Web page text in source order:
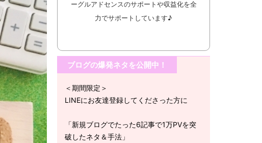
ーグルアドセンスのサポートや収益化を全
力でサポートしています♪
ブログの爆発ネタを公開中！
＜期間限定＞
LINEにお友達登録してくださった方に
「新規ブログでたった6記事で1万PVを突
破したネタ＆手法」